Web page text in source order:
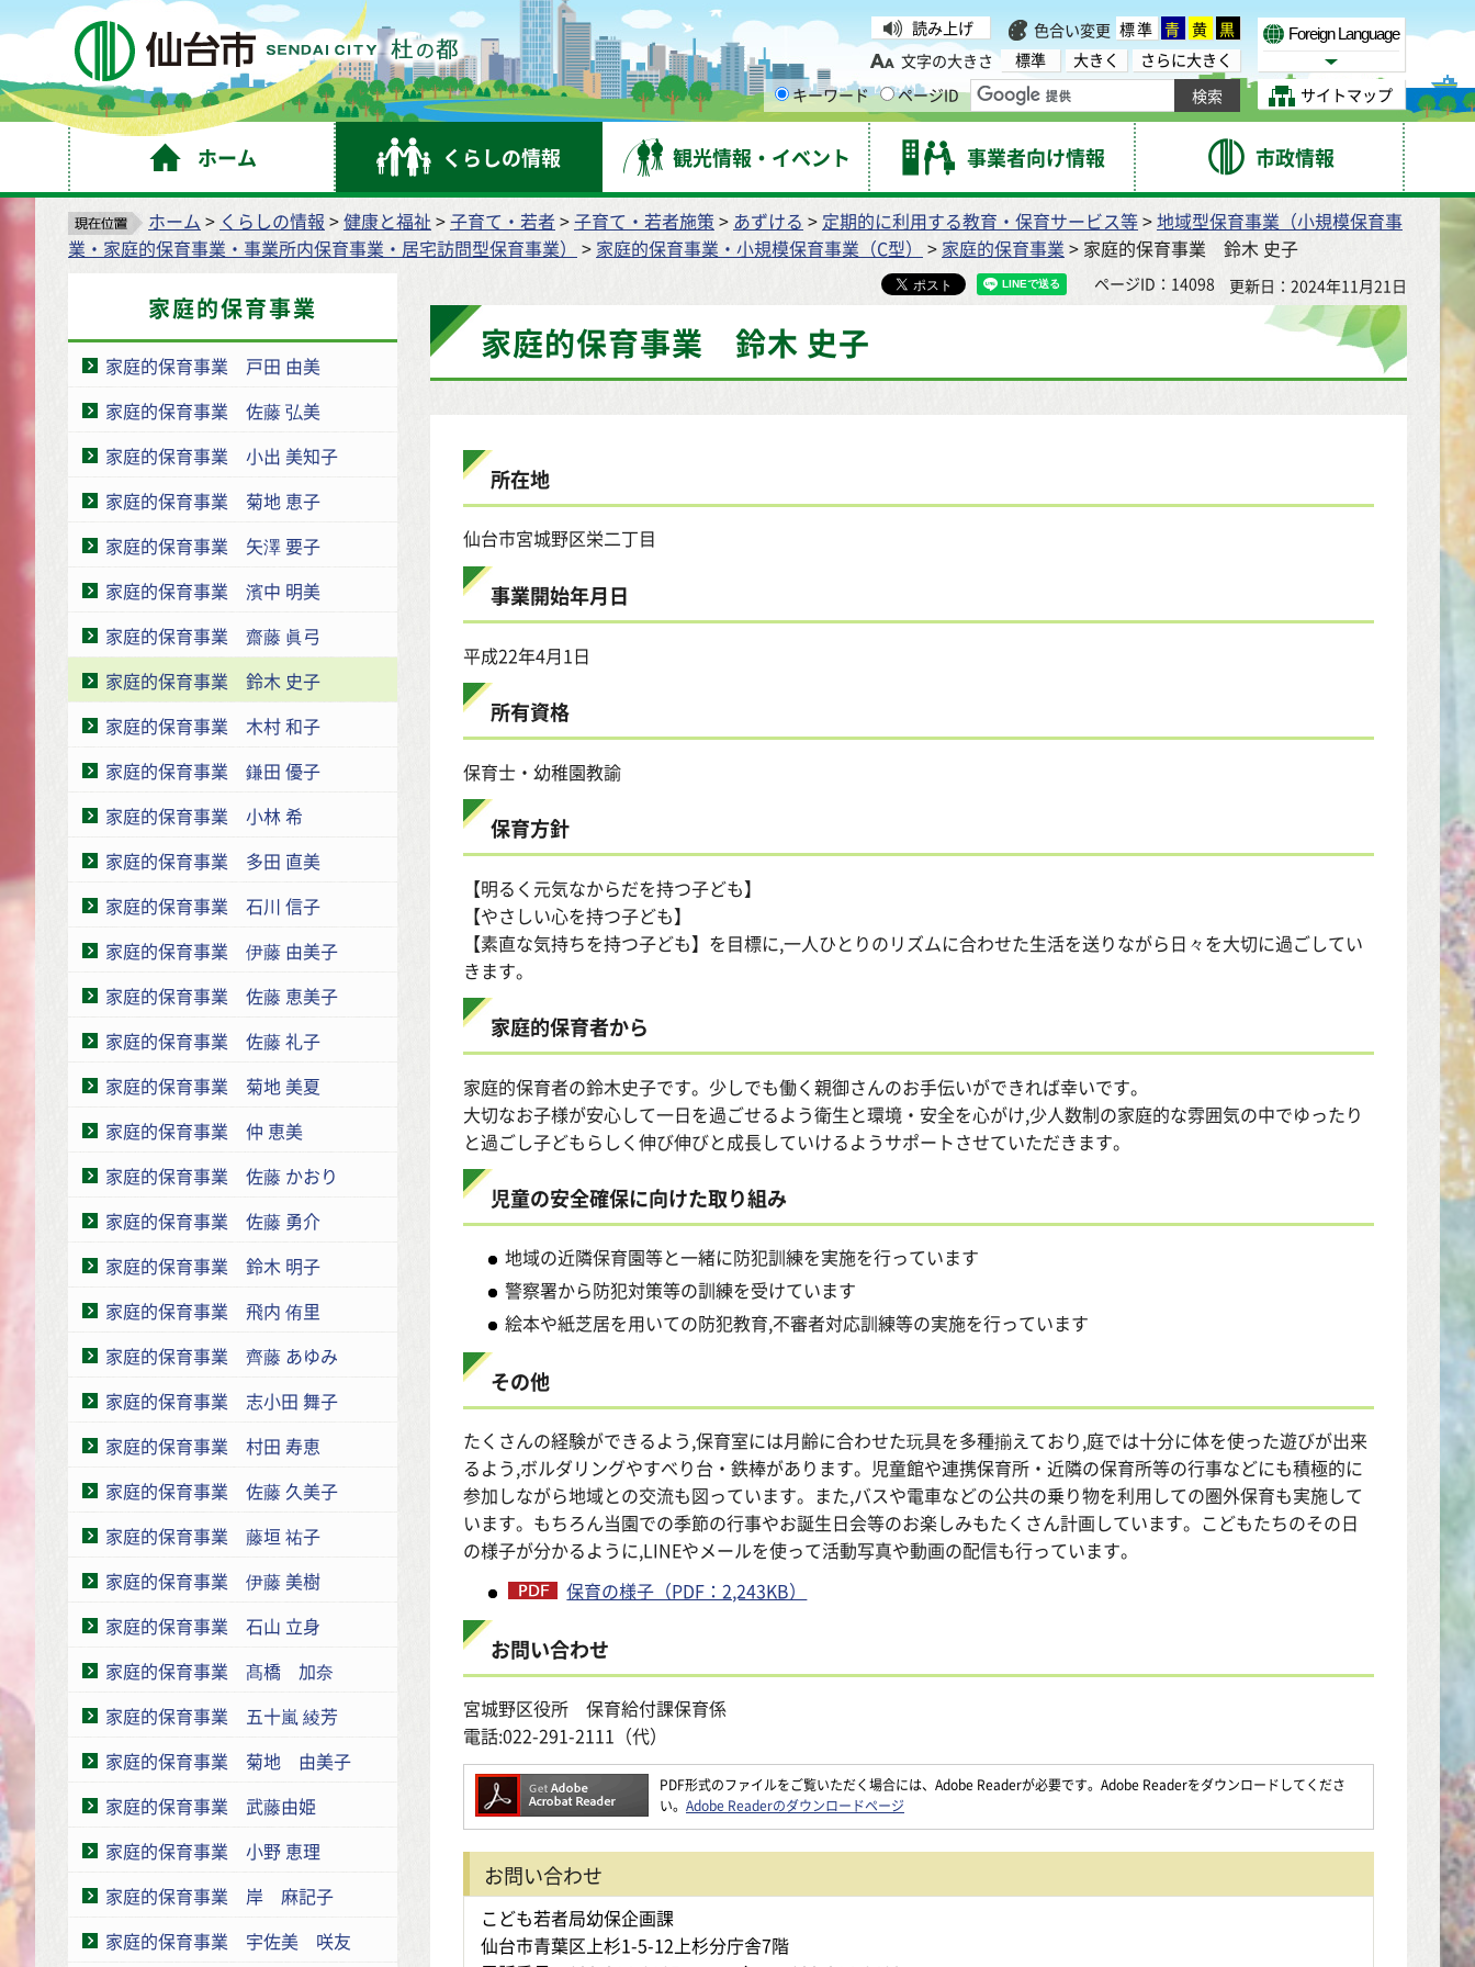
仙台市 読み上げ 色合い変更 標準 青 黄 黒
文字の大きさ
標準 大きく
さらに大きく
キーワード
ページID
Foreign Language
Select Language
サイトマップ
ホーム くらしの情報 観光情報・イベント 事業者向け情報 市政情報
ホーム > くらしの情報 >健康と福祉 >子育て・若者 >子育て・若者施策 > あずける > 定期的に利用する教育・保育サービス等>地域型保育事業（小規模保育事
業・家庭的保育事業・事業所内保育事業・居宅訪問型保育事業）
> 家庭的保育事業・小規模保育事業（C型） > 家庭的保育事業 > 家庭的保育事業 鈴木 史子
家庭的保育事業
家庭的保育事業 戸田 由美
家庭的保育事業 佐藤 弘美
家庭的保育事業 小出 美知子
家庭的保育事業 菊地 恵子
家庭的保育事業 矢澤 要子
家庭的保育事業 濱中 明美
家庭的保育事業 齋藤 眞弓
家庭的保育事業 鈴木 史子
家庭的保育事業 木村 和子
家庭的保育事業 鎌田 優子
家庭的保育事業 小林 希
家庭的保育事業 多田 直美
家庭的保育事業 石川 信子
家庭的保育事業 伊藤 由美子
家庭的保育事業 佐藤 恵美子
家庭的保育事業 佐藤 礼子
家庭的保育事業 菊地 美夏
家庭的保育事業 仲 恵美
家庭的保育事業 佐藤 かおり
家庭的保育事業 佐藤 勇介
家庭的保育事業 鈴木 明子
家庭的保育事業 飛内 侑里
家庭的保育事業 齊藤 あゆみ
家庭的保育事業 志小田 舞子
家庭的保育事業 村田 寿恵
家庭的保育事業 佐藤 久美子
家庭的保育事業 藤垣 祐子
家庭的保育事業 伊藤 美樹
家庭的保育事業 石山 立身
家庭的保育事業 髙橋 加奈
家庭的保育事業 五十嵐 綾芳
家庭的保育事業 菊地 由美子
家庭的保育事業 武藤由姫
家庭的保育事業 小野 恵理
家庭的保育事業 岸 麻記子
家庭的保育事業 宇佐美 咲友
ページID：14098 更新日：2024年11月21日
家庭的保育事業 鈴木 史子
所在地
仙台市宮城野区栄二丁目
事業開始年月日
平成22年4月1日
所有資格
保育士・幼稚園教諭
保育方針
【明るく元気なからだを持つ子ども】
【やさしい心を持つ子ども】
【素直な気持ちを持つ子ども】を目標に,一人ひとりのリズムに合わせた生活を送りながら日々を大切に過ごしてい
きます。
家庭的保育者から
家庭的保育者の鈴木史子です。少しでも働く親御さんのお手伝いができれば幸いです。
大切なお子様が安心して一日を過ごせるよう衛生と環境・安全を心がけ,少人数制の家庭的な雰囲気の中でゆったり
と過ごし子どもらしく伸び伸びと成長していけるようサポートさせていただきます。
児童の安全確保に向けた取り組み
地域の近隣保育園等と一緒に防犯訓練を実施を行っています
警察署から防犯対策等の訓練を受けています
絵本や紙芝居を用いての防犯教育,不審者対応訓練等の実施を行っています
その他
たくさんの経験ができるよう,保育室には月齢に合わせた玩具を多種揃えており,庭では十分に体を使った遊びが出来
るよう,ボルダリングやすべり台・鉄棒があります。児童館や連携保育所・近隣の保育所等の行事などにも積極的に
参加しながら地域との交流も図っています。また,バスや電車などの公共の乗り物を利用しての圏外保育も実施して
います。もちろん当園での季節の行事やお誕生日会等のお楽しみもたくさん計画しています。こどもたちのその日
の様子が分かるように,LINEやメールを使って活動写真や動画の配信も行っています。
保育の様子（PDF：2,243KB）
お問い合わせ
宮城野区役所 保育給付課保育係
電話:022-291-2111（代）
PDF形式のファイルをご覧いただく場合には、Adobe Readerが必要です。Adobe Readerをダウンロードしてくださ
い。 Adobe Readerのダウンロードページ
お問い合わせ
こども若者局幼保企画課
仙台市青葉区上杉1-5-12上杉分庁舎7階